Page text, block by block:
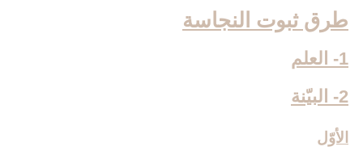
طرق ثبوت النجاسة
1- العلم
2- البيّنة
الأوّل